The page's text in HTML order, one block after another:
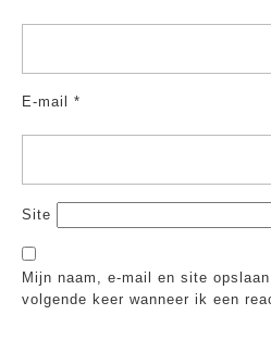
E-mail *
Site
Mijn naam, e-mail en site
volgende keer wanneer ik een